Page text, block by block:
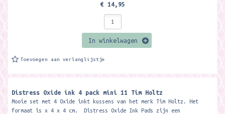
€ 14,95
In winkelwagen
Toevoegen aan verlanglijstje
Distress Oxide ink 4 pack mini 11 Tim Holtz
Mooie set met 4 Oxide inkt kussens van het merk Tim Holtz. Het
formaat is x 4 x 4 cm. Distress Oxide Ink Pads zijn een